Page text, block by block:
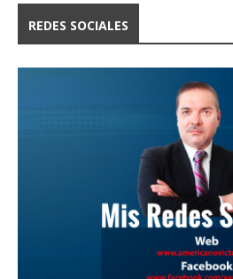
REDES SOCIALES